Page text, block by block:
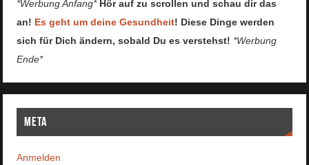
*Werbung Anfang* Hör auf zu scrollen und schau dir das
an! Es geht um deine Gesundheit! Diese Dinge werden
sich für Dich ändern, sobald Du es verstehst! *Werbung
Ende*
Meta
Anmelden